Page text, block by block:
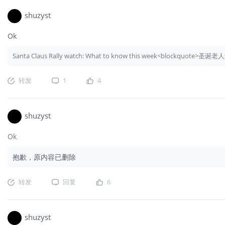
shuzyst
Ok
Santa Claus Rally watch: What to know this week<blockquote>圣诞老
转发 1 4
shuzyst
Ok
抱歉，原内容已删除
转发 回复 6
shuzyst